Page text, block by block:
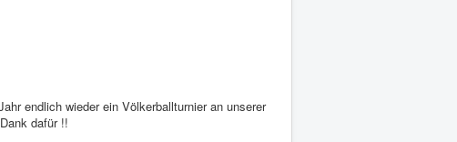
endlich wieder ein Völkerballturnier an unserer
dafür !!